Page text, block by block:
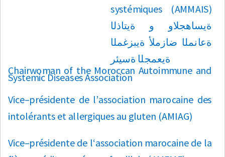
systémiques (AMMAIS)
ةيساهجلو و ةيتاذلا
ةعانملا ضاز ملأ ةيبز غملا
ةيعمجلا ةسيئر
Chairwoman of the Moroccan Autoimmune and
SystemicDiseasesAssociation
Vice–présidente de l’association marocaine des
intolérants et allergiques au gluten (AMIAG)
Vice–présidente de l‘association marocaine de la